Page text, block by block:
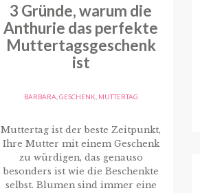
3 Gründe, warum die
Anthurie das perfekte
Muttertagsgeschenk
ist
BARBARA GESCHENK MUTTERTAG
Muttertag ist der beste Zeitpunkt,
Ihre Mutter mit einem Geschenk
zu würdigen, das genauso
besonders ist wie die Beschenkte
selbst. Blumen sind immer eine